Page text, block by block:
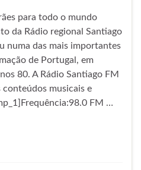
para todo o mundo
da Rádio regional Santiago
numa das mais importantes
de Portugal, em
80. A Rádio Santiago FM
musicais e
FM …